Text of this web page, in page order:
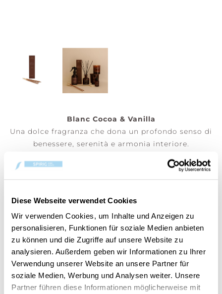
Diese Webseite verwendet Cookies
Wir verwenden Cookies, um Inhalte und Anzeigen zu
personalisieren, Funktionen für soziale Medien anbieten
zu können und die Zugriffe auf unsere Website zu
analysieren. Außerdem geben wir Informationen zu Ihrer
Verwendung unserer Website an unsere Partner für
soziale Medien, Werbung und Analysen weiter. Unsere
Partner führen diese Informationen möglicherweise mit
Blanc Cocoa & Vanilla
Una dolce fragranza che dona un profondo senso di
benessere, serenità e armonia interiore.
di incenso Cerería Mollá 1899 in un luogo tranquillo
e ben ventilato. Tieni l’estremità in legno, accendi
spegnere la fiamma. Lascia che l’incenso bruci
lentamente e goditi il suo aroma rilassante.
(Prezzo per pezzo)
AGGIUNGI AL CARRELLO